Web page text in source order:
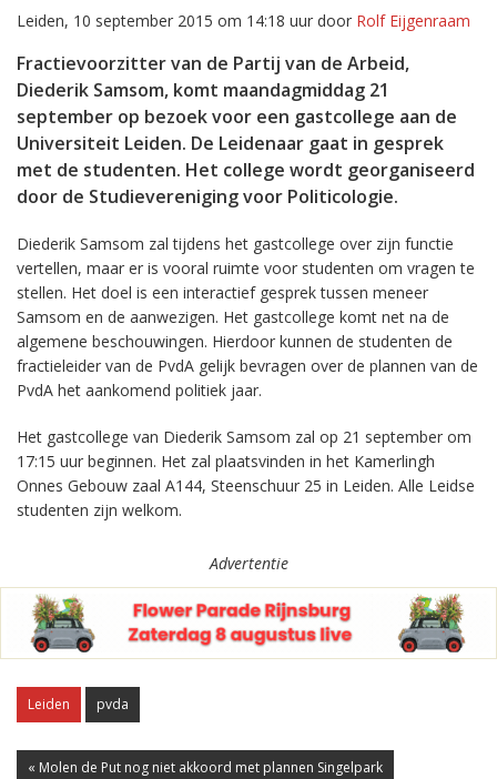
Leiden, 10 september 2015 om 14:18 uur door Rolf Eijgenraam
Fractievoorzitter van de Partij van de Arbeid,
Diederik Samsom, komt maandagmiddag 21
september op bezoek voor een gastcollege aan de
Universiteit Leiden. De Leidenaar gaat in gesprek
met de studenten. Het college wordt georganiseerd
door de Studievereniging voor Politicologie.
Diederik Samsom zal tijdens het gastcollege over zijn functie
vertellen, maar er is vooral ruimte voor studenten om vragen te
stellen. Het doel is een interactief gesprek tussen meneer
Samsom en de aanwezigen. Het gastcollege komt net na de
algemene beschouwingen. Hierdoor kunnen de studenten de
fractieleider van de PvdA gelijk bevragen over de plannen van de
PvdA het aankomend politiek jaar.
Het gastcollege van Diederik Samsom zal op 21 september om
17:15 uur beginnen. Het zal plaatsvinden in het Kamerlingh
Onnes Gebouw zaal A144, Steenschuur 25 in Leiden. Alle Leidse
studenten zijn welkom.
Advertentie
Leiden pvda
« Molen de Put nog niet akkoord met plannen Singelpark